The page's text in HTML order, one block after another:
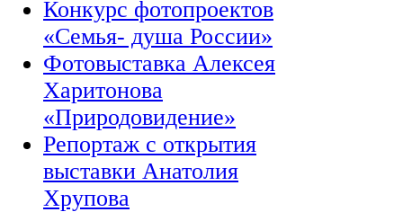
Конкурс фотопроектов
«Семья- душа России»
Фотовыставка Алексея
Харитонова
«Природовидение»
Репортаж с открытия
выставки Анатолия
Хрупова